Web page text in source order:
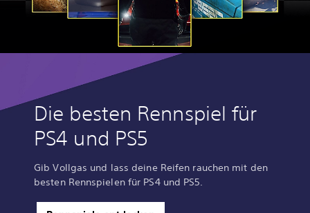
Die besten Rennspiel für
PS4 und PS5
Gib Vollgas und lass deine Reifen rauchen mit den
besten Rennspielen für PS4 und PS5.